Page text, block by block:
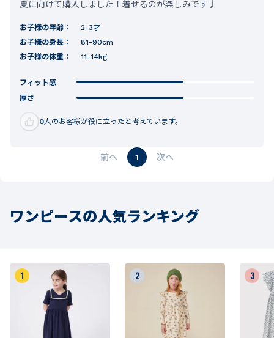
夏に向けて購入しました！着せるのが楽しみです♩
お子様の年齢：
2-3才
お子様の身長：
81-90cm
お子様の体重：
11-14kg
フィット感
厚さ
0人のお客様が役に立ったと考えています。
1
ワンピースの人気ランキング
1 2 3